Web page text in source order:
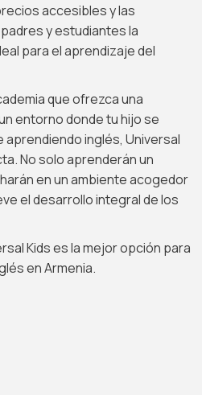
accesibles y las
y estudiantes la
para el aprendizaje del
que ofrezca una
entorno donde tu hijo se
inglés, Universal
No solo aprenderán un
en un ambiente acogedor
el desarrollo integral de los
Kids es la mejor opción para
en Armenia.